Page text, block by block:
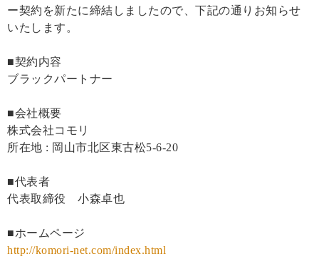
ー契約を新たに締結しましたので、下記の通りお知らせ
いたします。
■契約内容
ブラックパートナー
■会社概要
株式会社コモリ
所在地 : 岡山市北区東古松5-6-20
■代表者
代表取締役 小森卓也
■ホームページ
http://komori-net.com/index.html